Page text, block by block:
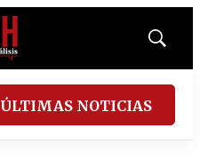
Mostrar
ÚLTIMAS NOTICIAS